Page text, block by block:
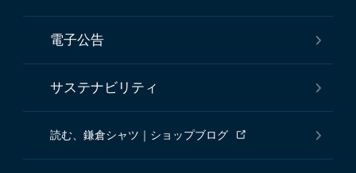
電子公告
サステナビリティ
読む、鎌倉シャツ｜ショップブログ